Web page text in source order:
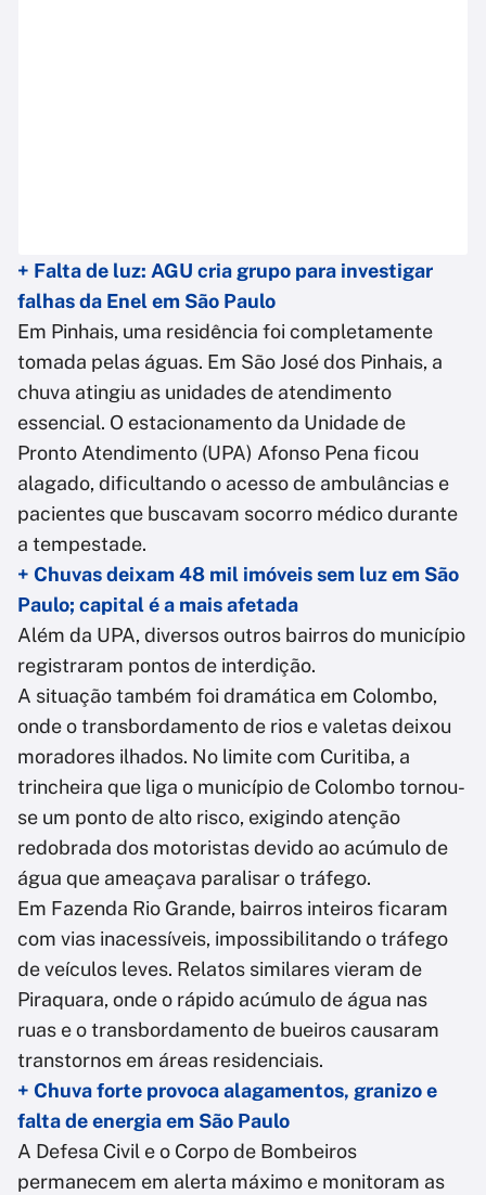
+ Falta de luz: AGU cria grupo para investigar
falhas da Enel em São Paulo
Em Pinhais, uma residência foi completamente
tomada pelas águas. Em São José dos Pinhais, a
chuva atingiu as unidades de atendimento
essencial. O estacionamento da Unidade de
Pronto Atendimento (UPA) Afonso Pena ficou
alagado, dificultando o acesso de ambulâncias e
pacientes que buscavam socorro médico durante
a tempestade.
+ Chuvas deixam 48 mil imóveis sem luz em São
Paulo; capital é a mais afetada
Além da UPA, diversos outros bairros do município
registraram pontos de interdição.
A situação também foi dramática em Colombo,
onde o transbordamento de rios e valetas deixou
moradores ilhados. No limite com Curitiba, a
trincheira que liga o município de Colombo tornou-
se um ponto de alto risco, exigindo atenção
redobrada dos motoristas devido ao acúmulo de
água que ameaçava paralisar o tráfego.
Em Fazenda Rio Grande, bairros inteiros ficaram
com vias inacessíveis, impossibilitando o tráfego
de veículos leves. Relatos similares vieram de
Piraquara, onde o rápido acúmulo de água nas
ruas e o transbordamento de bueiros causaram
transtornos em áreas residenciais.
+ Chuva forte provoca alagamentos, granizo e
falta de energia em São Paulo
A Defesa Civil e o Corpo de Bombeiros
permanecem em alerta máximo e monitoram as